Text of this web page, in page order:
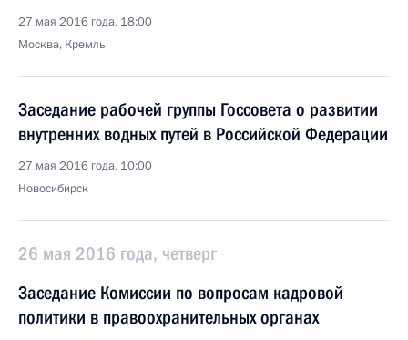
27 мая 2016 года, 18:00
Москва, Кремль
Заседание рабочей группы Госсовета о развитии
внутренних водных путей в Российской Федерации
27 мая 2016 года, 10:00
Новосибирск
26 мая 2016 года, четверг
Заседание Комиссии по вопросам кадровой
политики в правоохранительных органах